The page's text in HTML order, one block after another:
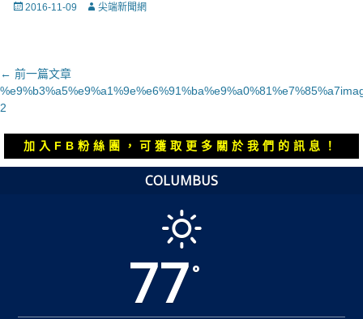
Posted
2016-11-09 Autor尖端新聞網
文
章
導
覽
← 前一篇文章
上
一
章：
2
加入FB粉絲團，可獲取更多關於我們的訊息！
COLUMBUS
77°